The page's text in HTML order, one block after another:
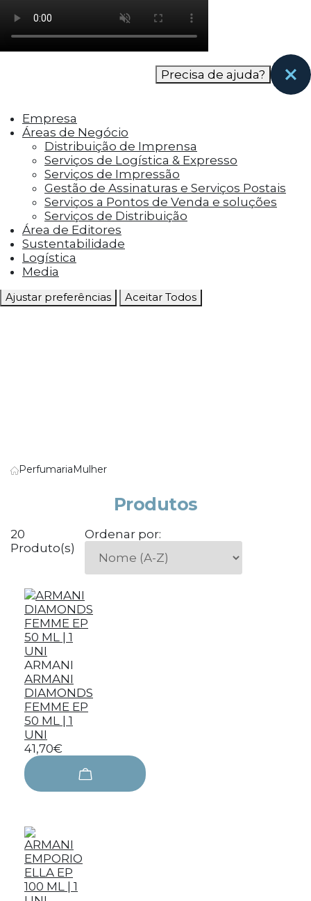
como os visitantes interagem com o site. Esses
cookies ajudam a fornecer informações sobre
as métricas do número de visitantes, taxa de
rejeição, origem do tráfego, etc.
funcionalidades, como compartilhar o
conteúdo do site em plataformas de social
media, coletar feedbacks e outros recursos de
terceiros.
Cookies Marketing
Os cookies de marketing são usados para
entregar aos visitantes anúncios
personalizados com base nas páginas que eles
visitaram antes e analisar a eficácia da
campanha publicitária.
Ajustar preferências Aceitar Todos
Precisa de ajuda?
Empresa
Áreas de Negócio
Distribuição de Imprensa
Serviços de Logística & Expresso
Serviços de Impressão
Gestão de Assinaturas e Serviços Postais
Serviços a Pontos de Venda e soluções
Serviços de Distribuição
Área de Editores
Sustentabilidade
Logística
Media
PerfumariaMulher
Produtos
20
Produto(s)
Ordenar por:
ARMANI
ARMANI
DIAMONDS
FEMME EP
50 ML | 1
UNI
41,70€